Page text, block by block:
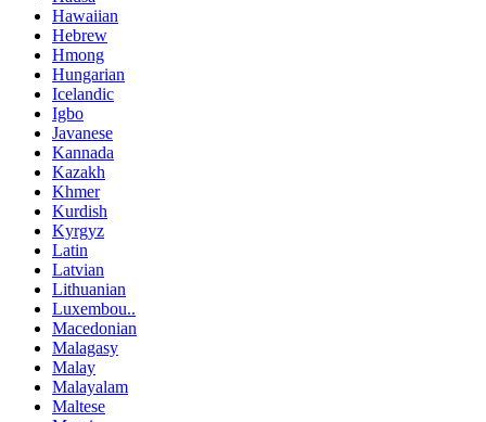
Hawaiian
Hebrew
Hmong
Hungarian
Icelandic
Igbo
Javanese
Kannada
Kazakh
Khmer
Kurdish
Kyrgyz
Latin
Latvian
Lithuanian
Luxembou..
Macedonian
Malagasy
Malay
Malayalam
Maltese